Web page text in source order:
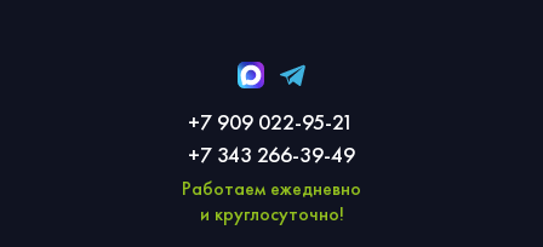
+7 909 022-95-21
+7 343 266-39-49
Работаем ежедневно
и круглосуточно!